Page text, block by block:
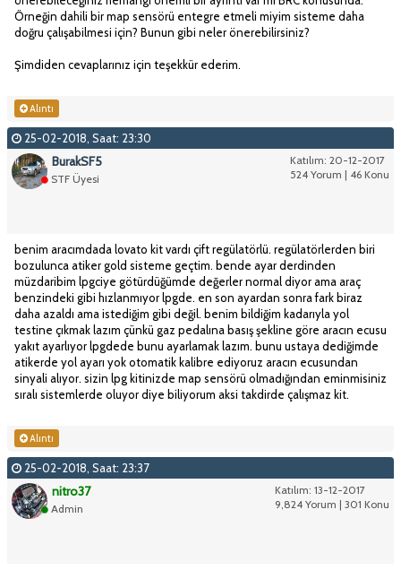
Örneğin dahili bir map sensörü entegre etmeli miyim sisteme daha
doğru çalışabilmesi için? Bunun gibi neler önerebilirsiniz?
Şimdiden cevaplarınız için teşekkür ederim.
Alıntı
25-02-2018, Saat: 23:30
Katılım: 20-12-2017
524 Yorum | 46 Konu
BurakSF5
STF Üyesi
benim aracımdada lovato kit vardı çift regülatörlü. regülatörlerden biri
bozulunca atiker gold sisteme geçtim. bende ayar derdinden
müzdaribim lpgciye götürdüğümde değerler normal diyor ama araç
benzindeki gibi hızlanmıyor lpgde. en son ayardan sonra fark biraz
daha azaldı ama istediğim gibi değil. benim bildiğim kadarıyla yol
testine çıkmak lazım çünkü gaz pedalına basış şekline göre aracın ecusu
yakıt ayarlıyor lpgdede bunu ayarlamak lazım. bunu ustaya dediğimde
atikerde yol ayarı yok otomatik kalibre ediyoruz aracın ecusundan
sinyali alıyor. sizin lpg kitinizde map sensörü olmadığından eminmisiniz
sıralı sistemlerde oluyor diye biliyorum aksi takdirde çalışmaz kit.
Alıntı
25-02-2018, Saat: 23:37
Katılım: 13-12-2017
9,824 Yorum | 301 Konu
nitro37
Admin